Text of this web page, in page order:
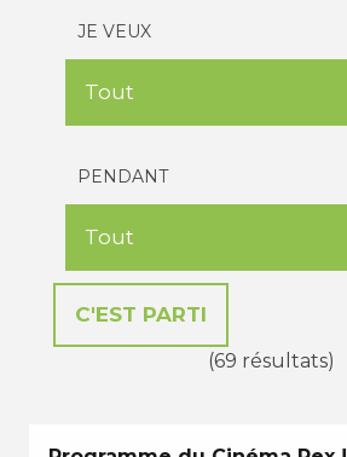
JE VEUX
PENDANT
(69 résultats)